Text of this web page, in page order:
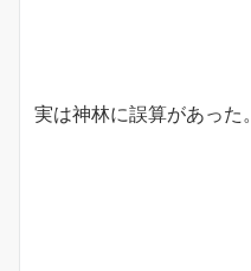
実は神林に誤算があった。